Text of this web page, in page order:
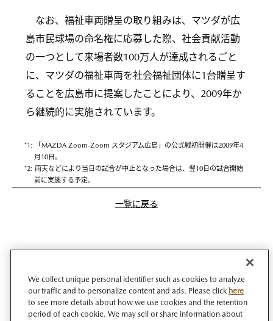
なお、福祉車両贈呈の取り組みは、マツダが広
島市民球場の命名権に応募した際、社会貢献活動
の一つとして来場者数100万人が達成されるごと
に、マツダの福祉車両を社会福祉団体に1台贈呈す
ることを広島市に提案したことにより、2009年か
ら継続的に実施されています。
*1: 「MAZDA Zoom-Zoom スタジアム広島」の公式戦初開催は2009年4
月10日。
*2: 雨天などにより当日の試合が中止となった場合は、翌10日の試合開始
前に実施する予定。
一覧に戻る
We collect unique personal identifier such as cookies to analyze
our traffic and to personalize content and ads. Please click here
to see more details about how we use cookies and the retention
period of each cookie. We may sell or share information about